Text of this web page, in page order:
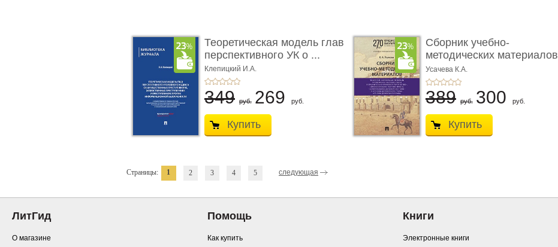
Теоретическая модель глав
перспективного УК о ...
Клепицкий И.А.
349 руб. 269 руб.
Купить
Сборник учебно-
методических материалов
по кур ...
Усачева К.А.
389 руб. 300 руб.
Купить
Страницы: 1 2 3 4 5 следующая
ЛитГид
О магазине
Помощь
Как купить
Книги
Электронные книги